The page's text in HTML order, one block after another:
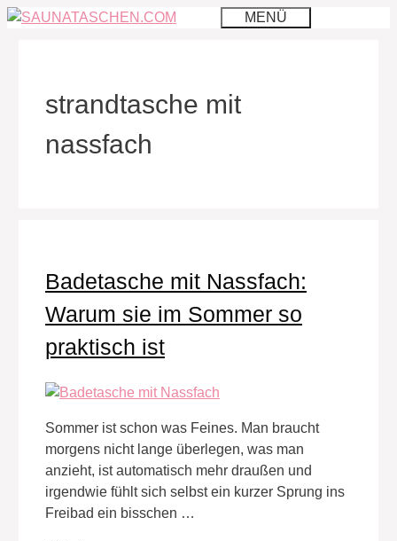
Zum
MENÜ
strandtasche mit
nassfach
Badetasche mit Nassfach:
Warum sie im Sommer so
praktisch ist
Sommer ist schon was Feines. Man braucht
morgens nicht lange überlegen, was man
anzieht, ist automatisch mehr draußen und
irgendwie fühlt sich selbst ein kurzer Sprung ins
Freibad ein bisschen …